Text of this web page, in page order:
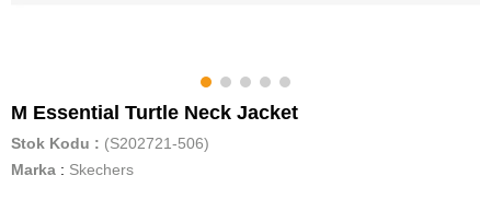
M Essential Turtle Neck Jacket
Stok Kodu
(S202721-506)
Marka : Skechers